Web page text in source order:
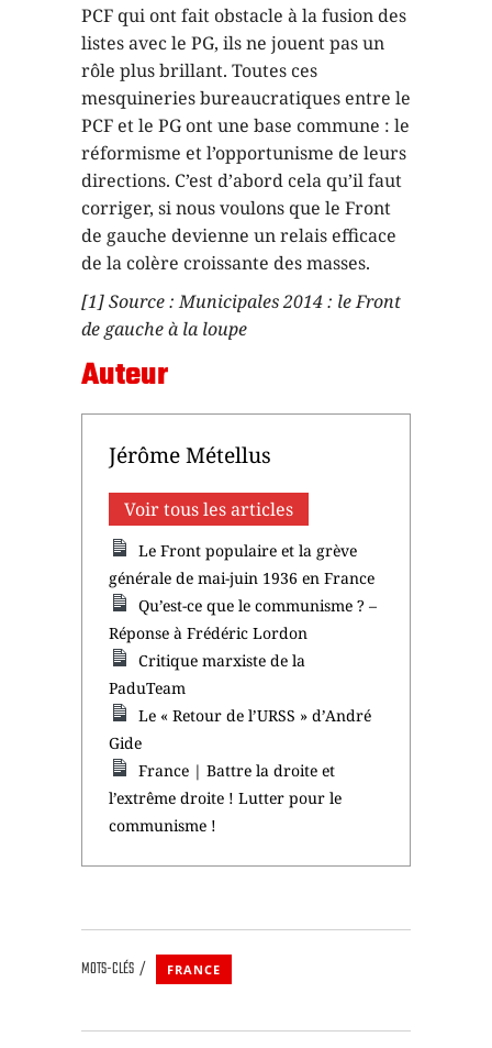
PCF qui ont fait obstacle à la fusion des
listes avec le PG, ils ne jouent pas un
rôle plus brillant. Toutes ces
mesquineries bureaucratiques entre le
PCF et le PG ont une base commune : le
réformisme et l’opportunisme de leurs
directions. C’est d’abord cela qu’il faut
corriger, si nous voulons que le Front
de gauche devienne un relais efficace
de la colère croissante des masses.
[1] Source : Municipales 2014 : le Front
de gauche à la loupe
Auteur
Jérôme Métellus
Voir tous les articles
Le Front populaire et la grève
générale de mai-juin 1936 en France
Qu’est-ce que le communisme ? –
Réponse à Frédéric Lordon
Critique marxiste de la
PaduTeam
Le « Retour de l’URSS » d’André
Gide
France | Battre la droite et
l’extrême droite ! Lutter pour le
communisme !
MOTS-CLÉS FRANCE